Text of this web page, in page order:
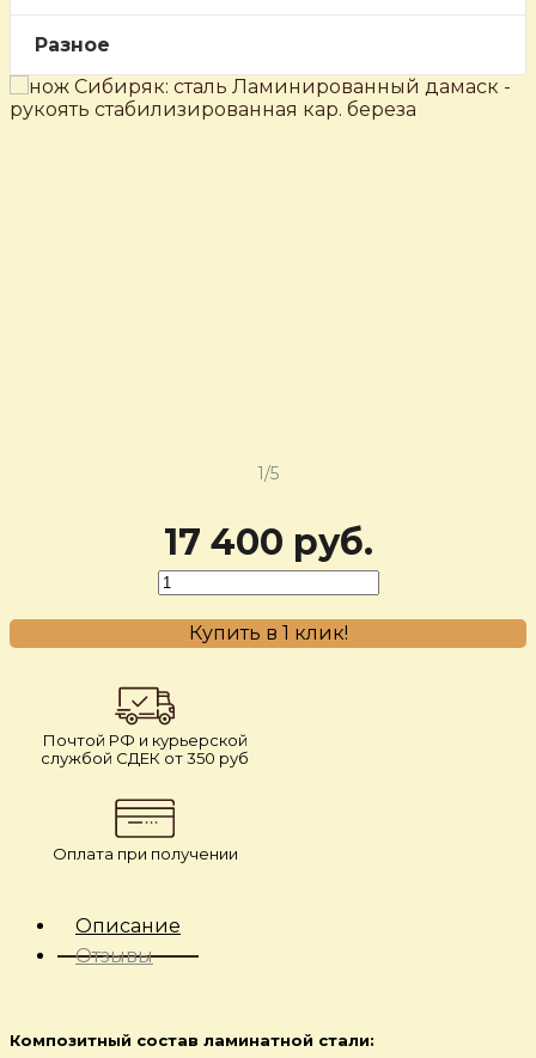
Разное
1/5
17 400 руб.
Купить в 1 клик!
Почтой РФ и курьерской
службой СДЕК от 350 руб
Оплата при получении
Описание
Отзывы
Композитный состав ламинатной стали: